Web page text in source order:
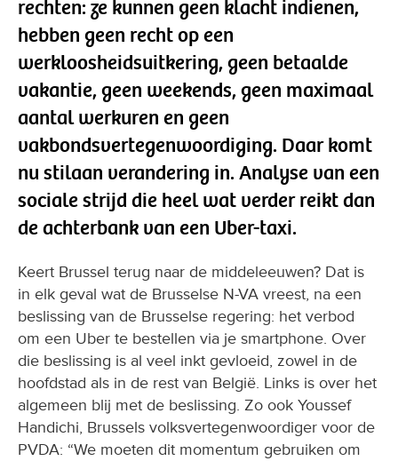
rechten: ze kunnen geen klacht indienen,
hebben geen recht op een
werkloosheidsuitkering, geen betaalde
vakantie, geen weekends, geen maximaal
aantal werkuren en geen
vakbondsvertegenwoordiging. Daar komt
nu stilaan verandering in. Analyse van een
sociale strijd die heel wat verder reikt dan
de achterbank van een Uber-taxi.
Keert Brussel terug naar de middeleeuwen? Dat is
in elk geval wat de Brusselse N-VA vreest, na een
beslissing van de Brusselse regering: het verbod
om een Uber te bestellen via je smartphone. Over
die beslissing is al veel inkt gevloeid, zowel in de
hoofdstad als in de rest van België. Links is over het
algemeen blij met de beslissing. Zo ook Youssef
Handichi, Brussels volksvertegenwoordiger voor de
PVDA: “We moeten dit momentum gebruiken om